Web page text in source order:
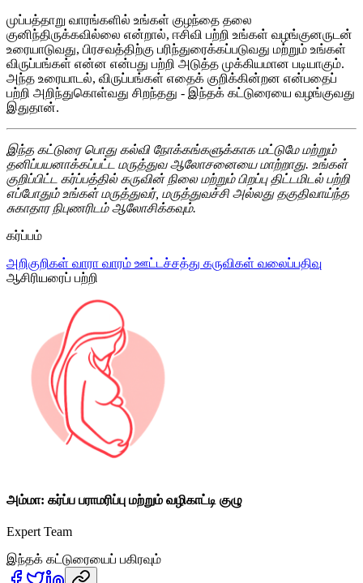
முப்பத்தாறு வாரங்களில் உங்கள் குழந்தை தலை
குனிந்திருக்கவில்லை என்றால், ஈசிவி பற்றி உங்கள் வழங்குனருடன்
உரையாடுவது, பிரசவத்திற்கு பரிந்துரைக்கப்படுவது மற்றும் உங்கள்
விருப்பங்கள் என்ன என்பது பற்றி அடுத்த முக்கியமான படியாகும்.
அந்த உரையாடல், விருப்பங்கள் எதைக் குறிக்கின்றன என்பதைப்
பற்றி அறிந்துகொள்வது சிறந்தது - இந்தக் கட்டுரையை வழங்குவது
இதுதான்.
இந்த கட்டுரை பொது கல்வி நோக்கங்களுக்காக மட்டுமே மற்றும்
தனிப்பயனாக்கப்பட்ட மருத்துவ ஆலோசனையை மாற்றாது. உங்கள்
குறிப்பிட்ட கர்ப்பத்தில் கருவின் நிலை மற்றும் பிறப்பு திட்டமிடல் பற்றி
எப்போதும் உங்கள் மருத்துவர், மருத்துவச்சி அல்லது தகுதிவாய்ந்த
சுகாதார நிபுணரிடம் ஆலோசிக்கவும்.
கர்ப்பம்
அறிகுறிகள் வாரா வாரம் ஊட்டச்சத்து கருவிகள் வலைப்பதிவு
ஆசிரியரைப் பற்றி
அம்மா: கர்ப்ப பராமரிப்பு மற்றும் வழிகாட்டி குழு
Expert Team
இந்தக் கட்டுரையைப் பகிரவும்